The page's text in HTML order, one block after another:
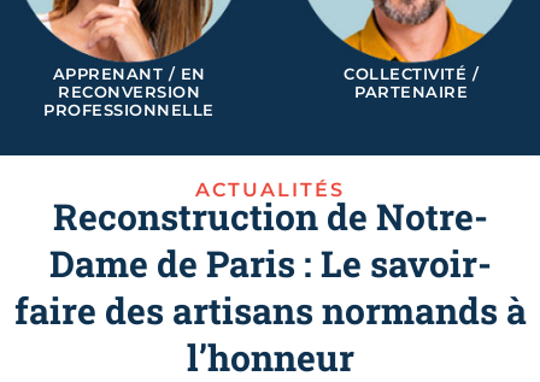
APPRENANT / EN
RECONVERSION
PROFESSIONNELLE
COLLECTIVITÉ /
PARTENAIRE
ACTUALITÉS
Reconstruction de Notre-
Dame de Paris : Le savoir-
faire des artisans normands à
l’honneur